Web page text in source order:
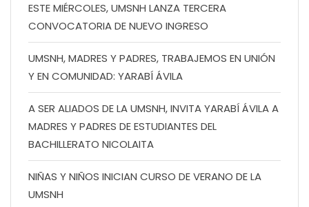
ESTE MIÉRCOLES, UMSNH LANZA TERCERA
CONVOCATORIA DE NUEVO INGRESO
UMSNH, MADRES Y PADRES, TRABAJEMOS EN UNIÓN
Y EN COMUNIDAD: YARABÍ ÁVILA
A SER ALIADOS DE LA UMSNH, INVITA YARABÍ ÁVILA A
MADRES Y PADRES DE ESTUDIANTES DEL
BACHILLERATO NICOLAITA
NIÑAS Y NIÑOS INICIAN CURSO DE VERANO DE LA
UMSNH